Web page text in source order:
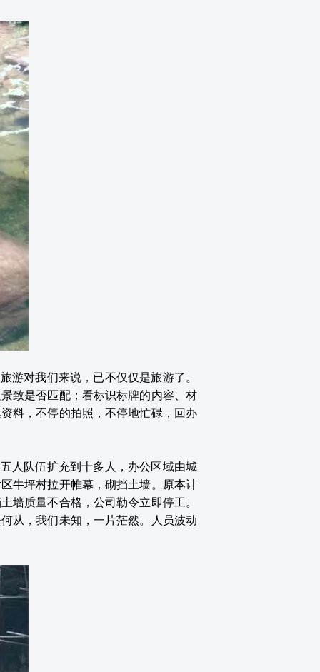
游对我们来说，已不仅仅是旅游了。
致是否匹配；看标识标牌的内容、材
料，不停的拍照，不停地忙碌，回办
人队伍扩充到十多人，办公区域由城
牛坪村拉开帷幕，砌挡土墙。原本计
墙质量不合格，公司勒令立即停工。
从，我们未知，一片茫然。人员波动